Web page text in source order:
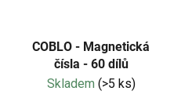
COBLO - Magnetická
čísla - 60 dílů
Skladem (>5 ks)